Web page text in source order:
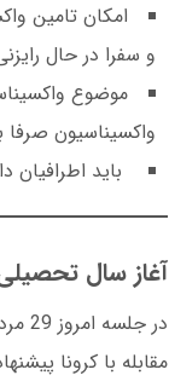
و سفرا در حال
موضوع
واکسیناسیون
باید اطرافیان
آغاز سال تحصیلی 1400- 1401 چگونه خواهد
مقابله با کرونا